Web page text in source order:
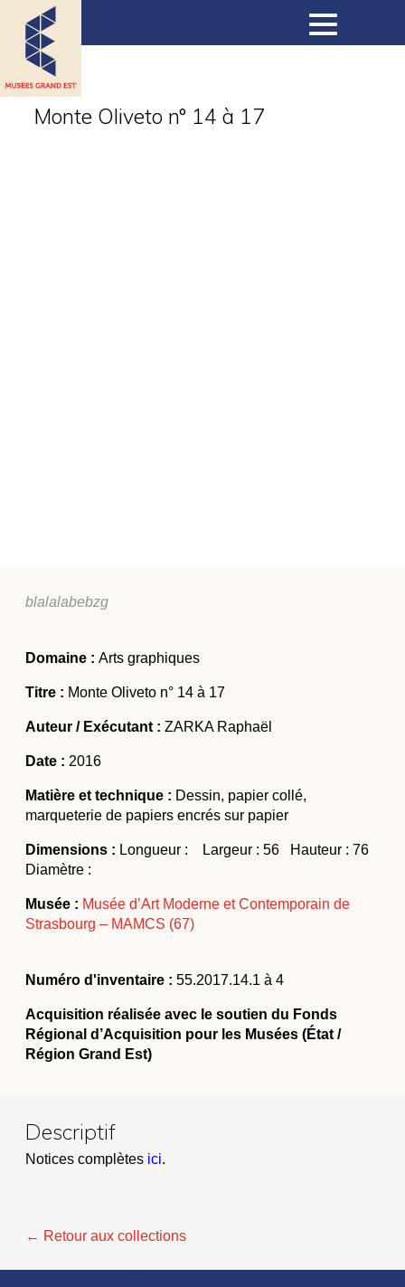
Monte Oliveto n° 14 à 17
blalalabebzg
Domaine : Arts graphiques
Titre : Monte Oliveto n° 14 à 17
Auteur / Exécutant : ZARKA Raphaël
Date : 2016
Matière et technique : Dessin, papier collé,
marqueterie de papiers encrés sur papier
Dimensions : Longueur : Largeur : 56 Hauteur : 76
Diamètre :
Musée : Musée d’Art Moderne et Contemporain de
Strasbourg – MAMCS (67)
Numéro d'inventaire : 55.2017.14.1 à 4
Acquisition réalisée avec le soutien du Fonds
Régional d’Acquisition pour les Musées (État /
Région Grand Est)
Descriptif
Notices complètes ici.
← Retour aux collections